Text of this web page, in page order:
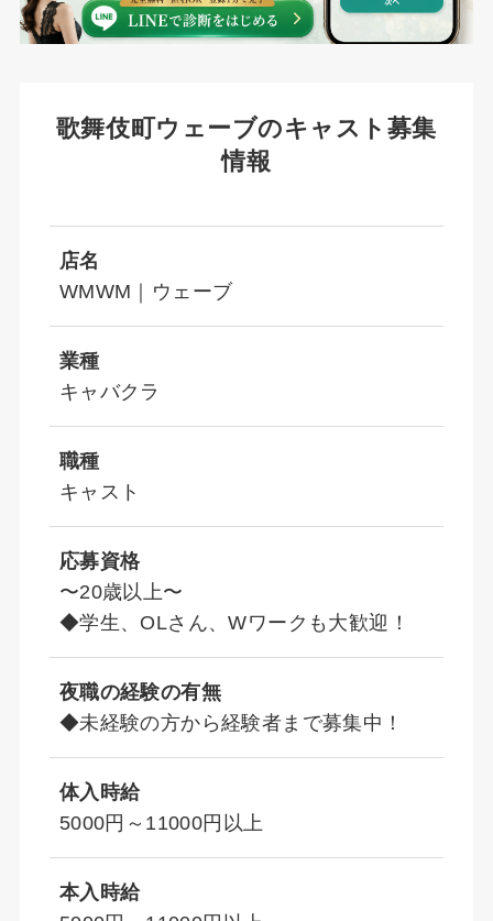
歌舞伎町ウェーブのキャスト募集
情報
店名
WMWM｜ウェーブ
業種
キャバクラ
職種
キャスト
応募資格
〜20歳以上〜
◆学生、OLさん、Wワークも大歓迎！
夜職の経験の有無
◆未経験の方から経験者まで募集中！
体入時給
5000円～11000円以上
本入時給